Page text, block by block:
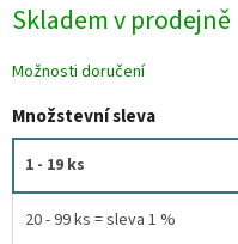
cena:
Skladem v prodejně
Možnosti doručení
Množstevní sleva
1 - 19 ks
20 - 99 ks = sleva 1 %